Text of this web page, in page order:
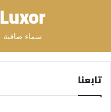
Luxor
سماء صافية
تابعنا